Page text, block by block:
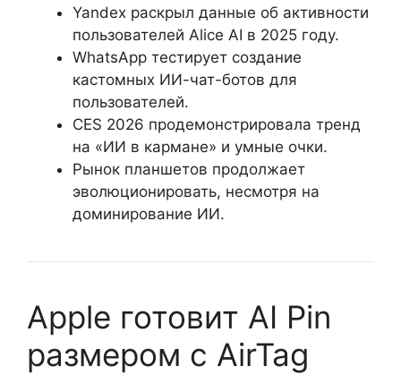
Yandex раскрыл данные об активности
пользователей Alice AI в 2025 году.
WhatsApp тестирует создание
кастомных ИИ-чат-ботов для
пользователей.
CES 2026 продемонстрировала тренд
на «ИИ в кармане» и умные очки.
Рынок планшетов продолжает
эволюционировать, несмотря на
доминирование ИИ.
Apple готовит AI Pin
размером с AirTag